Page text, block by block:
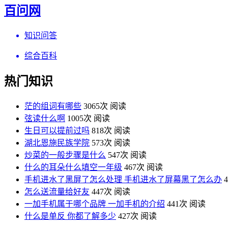
百问网
知识问答
综合百科
热门知识
茫的组词有哪些 3065次 阅读
弦读什么啊 1005次 阅读
生日可以提前过吗 818次 阅读
湖北恩施民族学院 573次 阅读
炒菜的一般步骤是什么 547次 阅读
什么的耳朵什么填空一年级 467次 阅读
手机进水了黑屏了怎么处理 手机进水了屏幕黑了怎么办
怎么送流量给好友 447次 阅读
一加手机属于哪个品牌 一加手机的介绍 441次 阅读
什么是单反 你都了解多少 427次 阅读